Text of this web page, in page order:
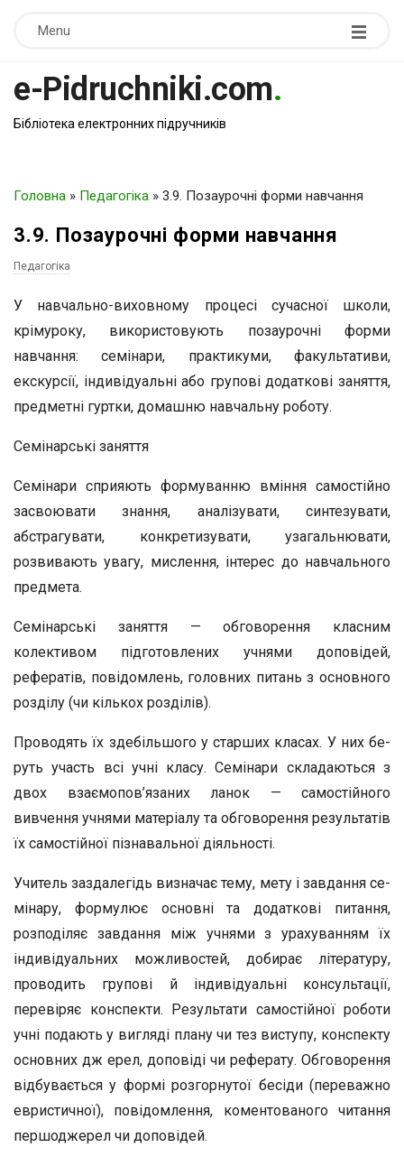
Menu
e-Pidruchniki.com.
Бібліотека електронних підручників
Головна » Педагогіка » 3.9. Позаурочні форми навчання
3.9. Позаурочні форми навчання
Педагогіка
У навчально-виховному процесі сучасної школи,
крімуроку, використовують позаурочні форми
навчання: семі­нари, практикуми, факультативи,
екскурсії, індивідуальні або групові додаткові заняття,
предметні гуртки, домашню навчальну роботу.
Семінарські заняття
Семінари сприяють формуванню вміння самостійно
за­своювати знання, аналізувати, синтезувати,
абстрагувати, конкретизувати, узагальнювати,
розвивають увагу, мислен­ня, інтерес до навчального
предмета.
Семінарські заняття — обговорення класним
колективом підготов­лених учнями доповідей,
рефератів, повідомлень, головних питань з основного
розділу (чи кількох розділів).
Проводять їх здебільшого у старших класах. У них бе­
руть участь всі учні класу. Семінари складаються з
двох взаємопов’язаних ланок — самостійного
вивчення учнями ма­теріалу та обговорення результатів
їх самостійної пізнава­льної діяльності.
Учитель заздалегідь визначає тему, мету і завдання се­
мінару, формулює основні та додаткові питання,
розподіляє завдання між учнями з урахуванням їх
індивідуальних мо­жливостей, добирає літературу,
проводить групові й інди­відуальні консультації,
перевіряє конспекти. Результати са­мостійної роботи
учні подають у вигляді плану чи тез висту­пу, конспекту
основних дж ерел, доповіді чи реферату. Обговорення
відбувається у формі розгорнутої бесіди (пере­важно
евристичної), повідомлення, коментованого читан­ня
першоджерел чи доповідей.